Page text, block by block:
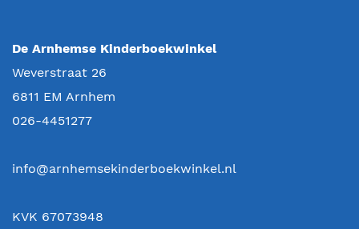
De Arnhemse Kinderboekwinkel
Weverstraat 26
6811 EM Arnhem
026-4451277
info@arnhemsekinderboekwinkel.nl
KVK 67073948